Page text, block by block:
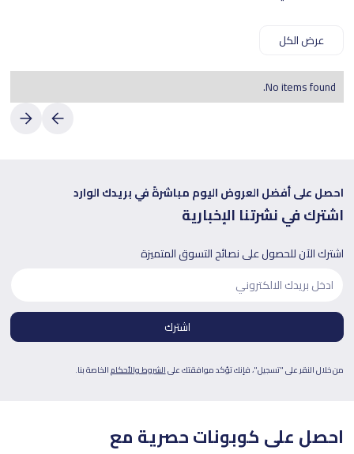
عرض الكل
No items found.
احصل على أفضل العروض اليوم مباشرةً في بريدك الوارد
اشترك في نشرتنا الإخبارية
اشترك الآن للحصول على نصائح التسوق المتميزة
من خلال النقر على "تسجيل"، فإنك تؤكد موافقتك علىالشروط والأحكامالخاصة بنا.
احصل على كوبونات حصرية مع